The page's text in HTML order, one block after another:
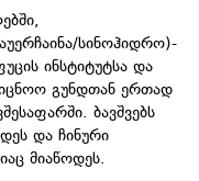
სინოჰიდრო)-
ინსტიტუტსა და
გუნდთან ერთად
ბავშვებს
და ჩინური
მიაწოდეს.